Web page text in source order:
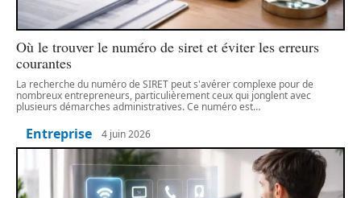
Où le trouver le numéro de siret et éviter les erreurs
courantes
La recherche du numéro de SIRET peut s'avérer complexe pour de
nombreux entrepreneurs, particulièrement ceux qui jonglent avec
plusieurs démarches administratives. Ce numéro est…
Entreprise 4 juin 2026